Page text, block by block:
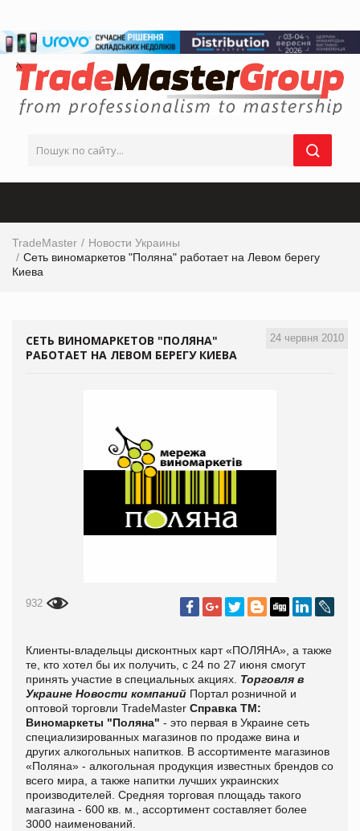
TradeMaster
Новости Украины
Сеть виномаркетов "Поляна" работает на Левом берегу
Киева
24 червня 2010
СЕТЬ ВИНОМАРКЕТОВ "ПОЛЯНА"
РАБОТАЕТ НА ЛЕВОМ БЕРЕГУ КИЕВА
932
Клиенты-владельцы дисконтных карт «ПОЛЯНА», а также
те, кто хотел бы их получить, с 24 по 27 июня смогут
принять участие в специальных акциях. Торговля в
Украине Новости компаний Портал розничной и
оптовой торговли TradeMaster Справка ТМ:
Виномаркеты "Поляна" - это первая в Украине сеть
специализированных магазинов по продаже вина и
других алкогольных напитков. В ассортименте магазинов
«Поляна» - алкогольная продукция известных брендов со
всего мира, а также напитки лучших украинских
производителей. Средняя торговая площадь такого
магазина - 600 кв. м., ассортимент составляет более
3000 наименований.